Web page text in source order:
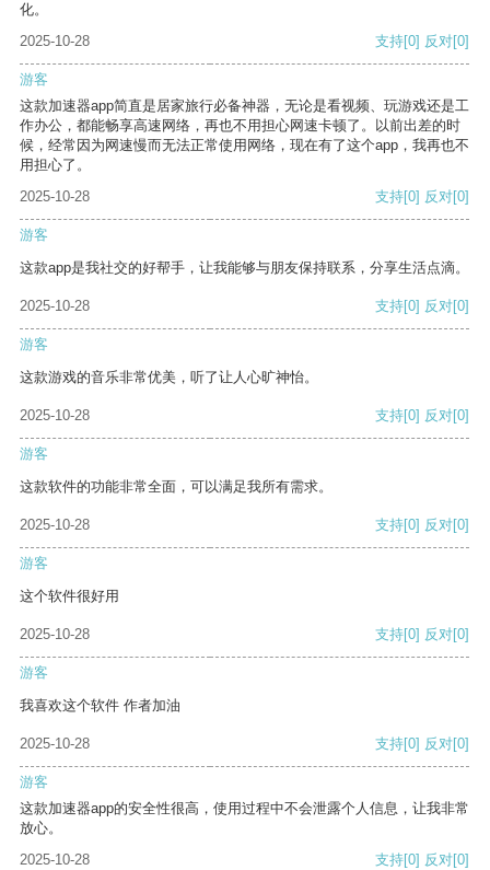
化。
2025-10-28
支持[0] 反对[0]
游客
这款加速器app简直是居家旅行必备神器，无论是看视频、玩游戏还是工
作办公，都能畅享高速网络，再也不用担心网速卡顿了。以前出差的时
候，经常因为网速慢而无法正常使用网络，现在有了这个app，我再也不
用担心了。
2025-10-28
支持[0] 反对[0]
游客
这款app是我社交的好帮手，让我能够与朋友保持联系，分享生活点滴。
2025-10-28 支持[0] 反对[0]
游客
这款游戏的音乐非常优美，听了让人心旷神怡。
2025-10-28 支持[0] 反对[0]
游客
这款软件的功能非常全面，可以满足我所有需求。
2025-10-28 支持[0] 反对[0]
游客
这个软件很好用
2025-10-28 支持[0] 反对[0]
游客
我喜欢这个软件 作者加油
2025-10-28 支持[0] 反对[0]
游客
这款加速器app的安全性很高，使用过程中不会泄露个人信息，让我非常
放心。
2025-10-28
支持[0] 反对[0]